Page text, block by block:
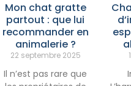
Mon chat gratte
partout : que lui
recommander en
animalerie ?
22 septembre 2025
Il n’est pas rare que